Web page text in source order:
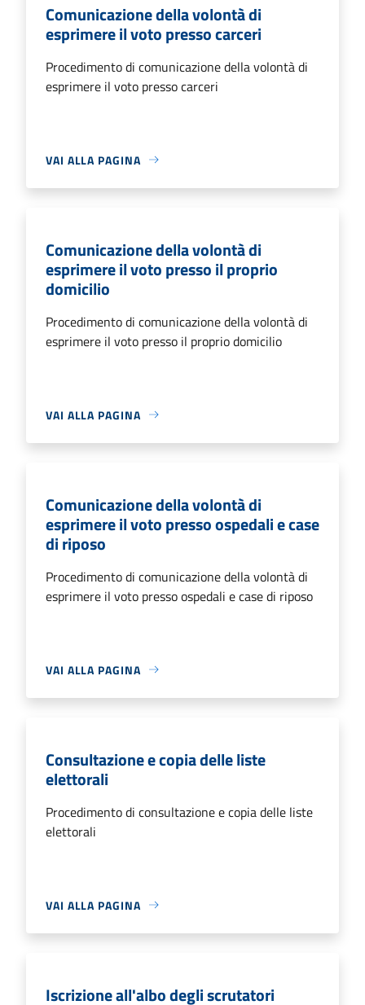
Comunicazione della volontà di
esprimere il voto presso carceri
Procedimento di comunicazione della volontà di
esprimere il voto presso carceri
VAI ALLA PAGINA
Comunicazione della volontà di
esprimere il voto presso il proprio
domicilio
Procedimento di comunicazione della volontà di
esprimere il voto presso il proprio domicilio
VAI ALLA PAGINA
Comunicazione della volontà di
esprimere il voto presso ospedali e case
di riposo
Procedimento di comunicazione della volontà di
esprimere il voto presso ospedali e case di riposo
VAI ALLA PAGINA
Consultazione e copia delle liste
elettorali
Procedimento di consultazione e copia delle liste
elettorali
VAI ALLA PAGINA
Iscrizione all'albo degli scrutatori